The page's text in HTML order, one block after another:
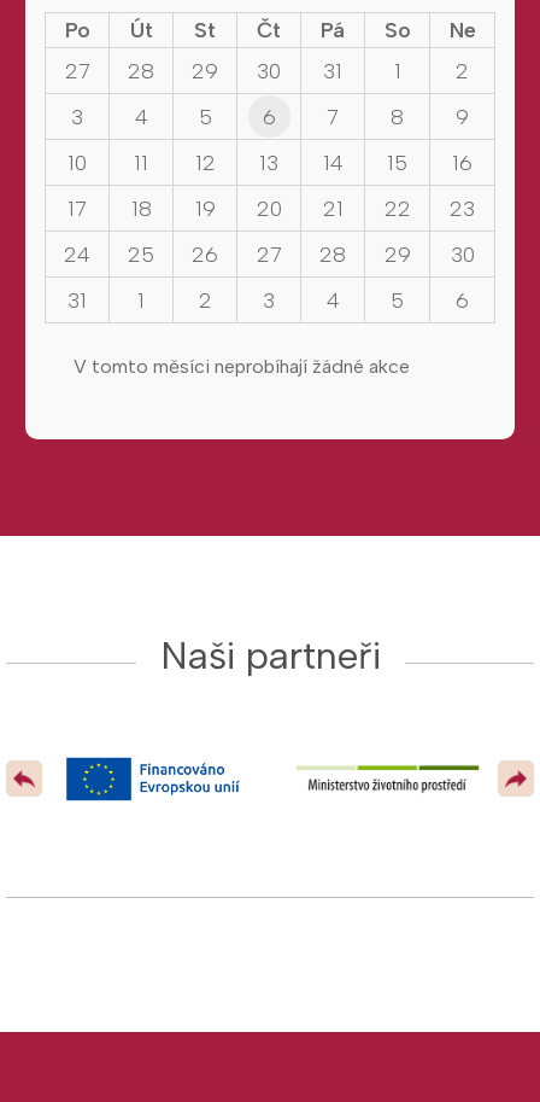
Po Út St Čt Pá So
Ne
27
28 29 30 31 1
2
3
4 5 6 7 8
9
10
11 12 13 14 15
16
17
18 19 20 21 22
23
24
25 26 27 28 29
30
31
1 2 3 4 5 6
V tomto měsíci neprobíhají žádné akce
Naši partneři